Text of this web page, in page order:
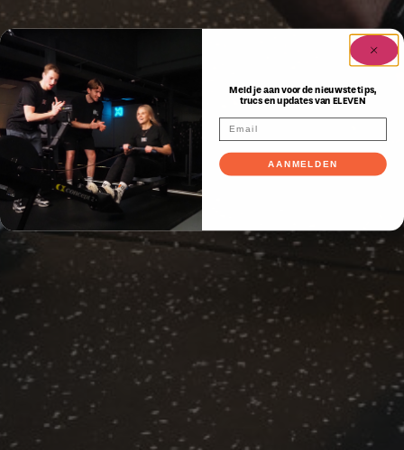
Meld je aan voor de nieuwste tips,
trucs en updates van ELEVEN
AANMELDEN